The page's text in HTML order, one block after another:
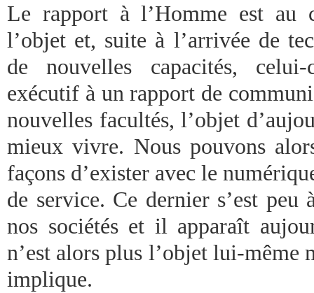
Le rapport à l’Homme est au
l’objet et, suite à l’arrivée de
de nouvelles capacités,
exécutif à un rapport de
nouvelles facultés, l’objet
mieux vivre. Nous pouvons
façons d’exister avec le
de service. Ce dernier s’est
nos sociétés et il apparaît
n’est alors plus l’objet lui-même
implique.